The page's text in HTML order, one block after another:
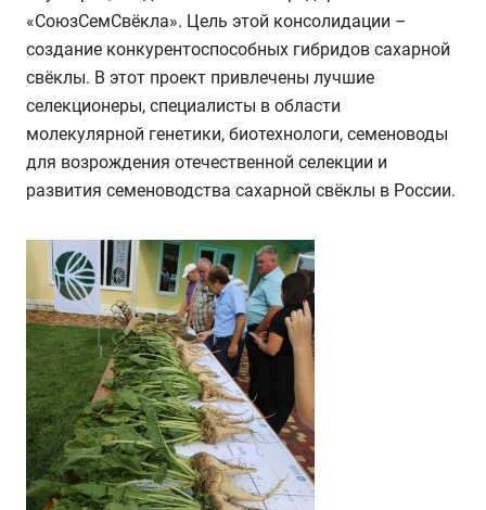
«СоюзСемСвёкла». Цель этой консолидации –
создание конкурентоспособных гибридов сахарной
свёклы. В этот проект привлечены лучшие
селекционеры, специалисты в области
молекулярной генетики, биотехнологи, семеноводы
для возрождения отечественной селекции и
развития семеноводства сахарной свёклы в России.